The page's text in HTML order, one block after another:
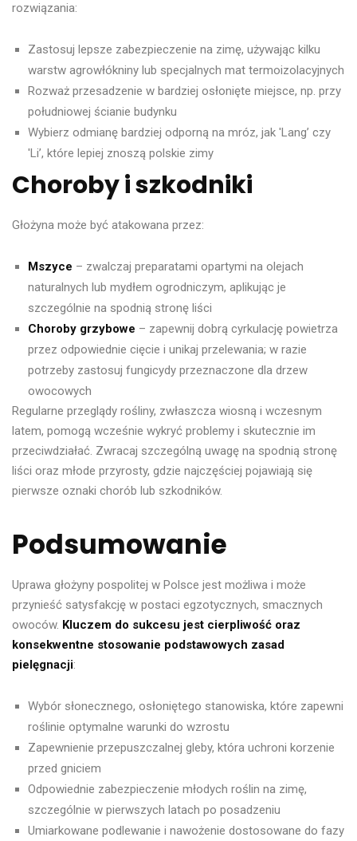
rozwiązania:
Zastosuj lepsze zabezpieczenie na zimę, używając kilku
warstw agrowłókniny lub specjalnych mat termoizolacyjnych
Rozważ przesadzenie w bardziej osłonięte miejsce, np. przy
południowej ścianie budynku
Wybierz odmianę bardziej odporną na mróz, jak 'Lang’ czy
'Li’, które lepiej znoszą polskie zimy
Choroby i szkodniki
Głożyna może być atakowana przez:
Mszyce – zwalczaj preparatami opartymi na olejach
naturalnych lub mydłem ogrodniczym, aplikując je
szczególnie na spodnią stronę liści
Choroby grzybowe – zapewnij dobrą cyrkulację powietrza
przez odpowiednie cięcie i unikaj przelewania; w razie
potrzeby zastosuj fungicydy przeznaczone dla drzew
owocowych
Regularne przeglądy rośliny, zwłaszcza wiosną i wczesnym
latem, pomogą wcześnie wykryć problemy i skutecznie im
przeciwdziałać. Zwracaj szczególną uwagę na spodnią stronę
liści oraz młode przyrosty, gdzie najczęściej pojawiają się
pierwsze oznaki chorób lub szkodników.
Podsumowanie
Uprawa głożyny pospolitej w Polsce jest możliwa i może
przynieść satysfakcję w postaci egzotycznych, smacznych
owoców. Kluczem do sukcesu jest cierpliwość oraz
konsekwentne stosowanie podstawowych zasad
pielęgnacji:
Wybór słonecznego, osłoniętego stanowiska, które zapewni
roślinie optymalne warunki do wzrostu
Zapewnienie przepuszczalnej gleby, która uchroni korzenie
przed gniciem
Odpowiednie zabezpieczenie młodych roślin na zimę,
szczególnie w pierwszych latach po posadzeniu
Umiarkowane podlewanie i nawożenie dostosowane do fazy